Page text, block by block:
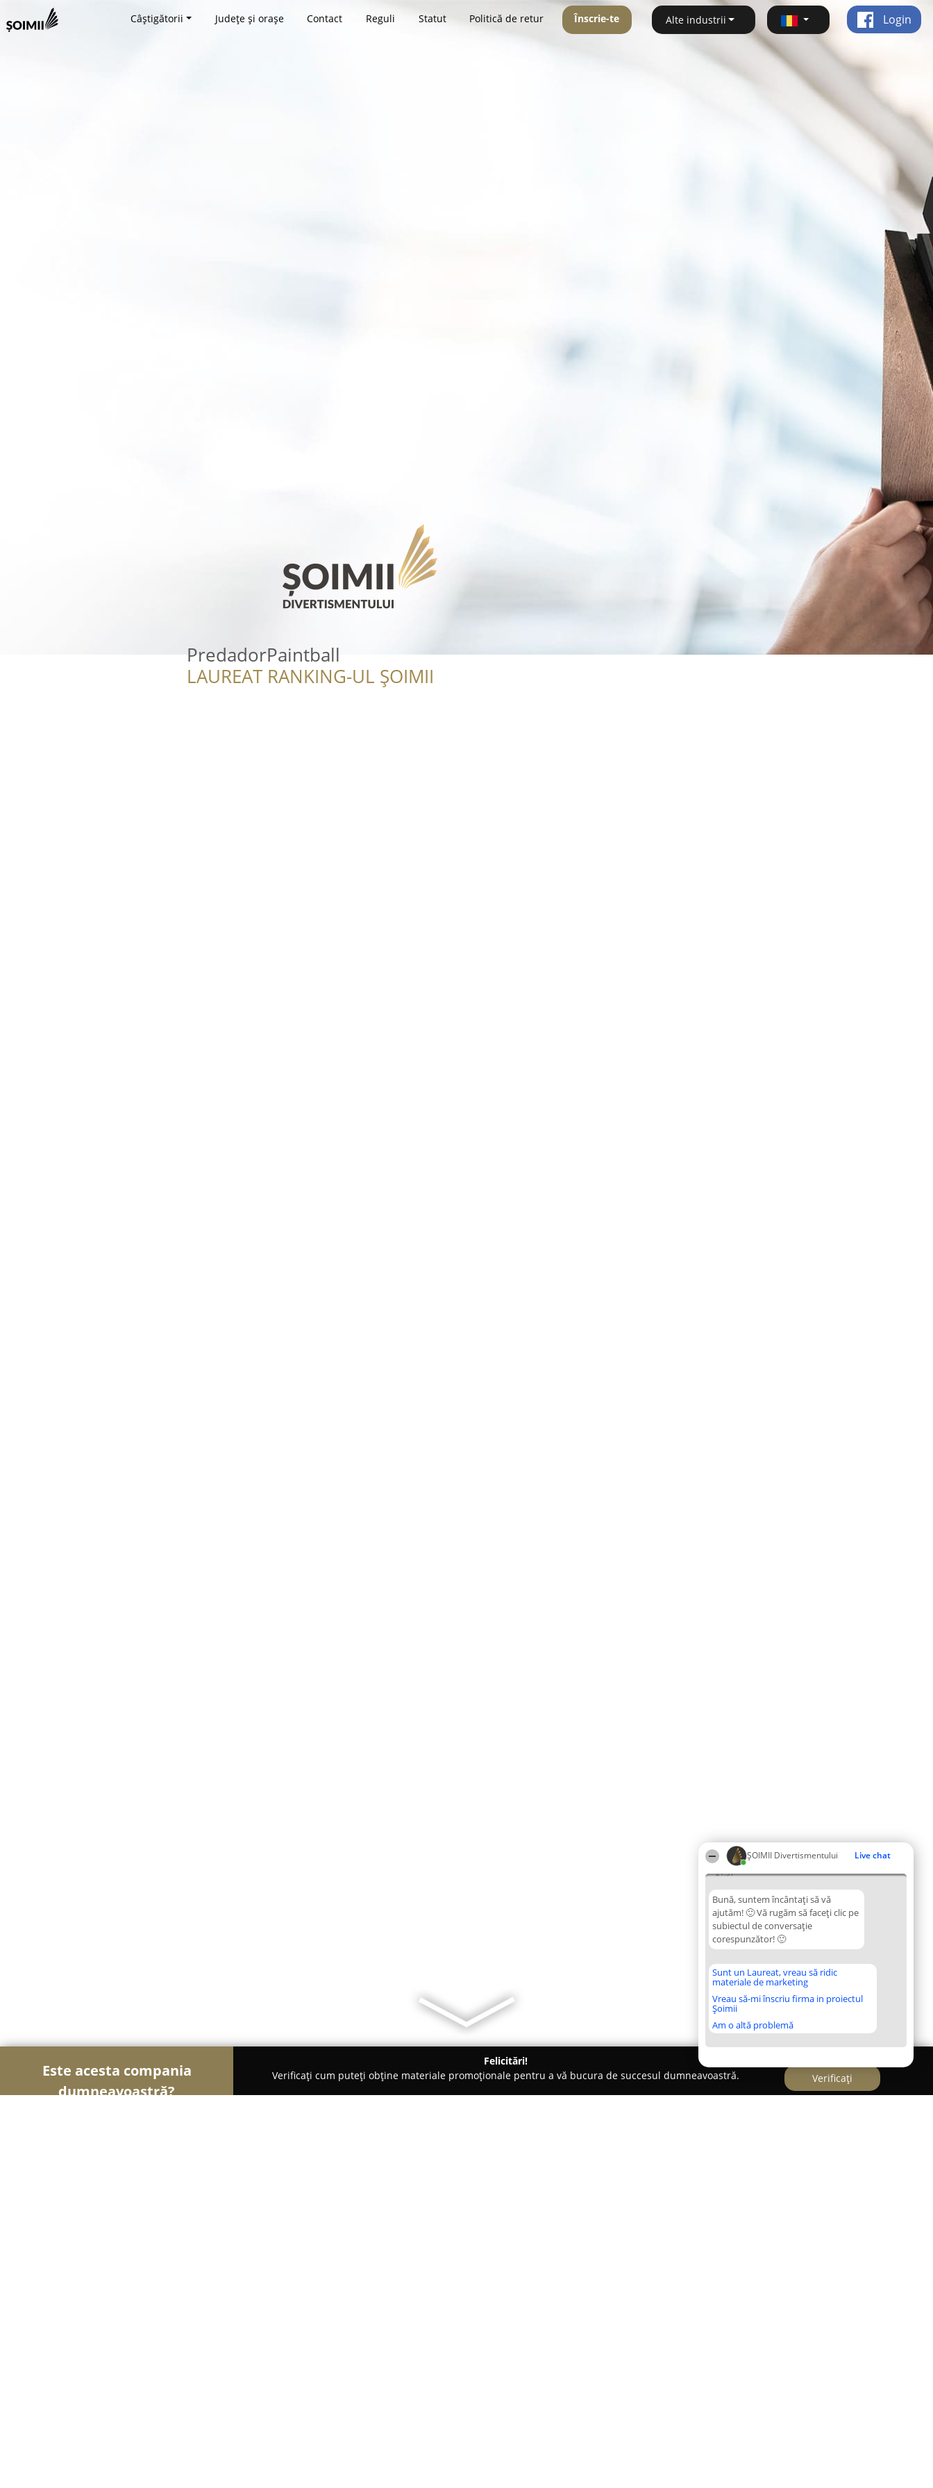
ŞOIMII Divertismentului Live chat
21:57
Bună, suntem încântați să vă
ajutăm! 🙂 Vă rugăm să faceți clic pe
subiectul de conversație
corespunzător! 🙂
Sunt un Laureat, vreau să ridic
materiale de marketing
Vreau să-mi înscriu firma in proiectul
Șoimii
Am o altă problemă
Câștigătorii Județe și orașe Contact Reguli Statut Politică de retur Înscrie-te Alte industrii Login
PredadorPaintball
LAUREAT RANKING-UL ȘOIMII
Este acesta compania
dumneavoastră?
Felicitări!
Verificați cum puteți obține materiale promoționale pentru a vă bucura de succesul dumneavoastră.
Verificați